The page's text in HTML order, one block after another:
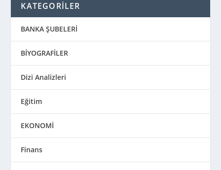
KATEGORİLER
BANKA ŞUBELERİ
BİYOGRAFİLER
Dizi Analizleri
Eğitim
EKONOMİ
Finans